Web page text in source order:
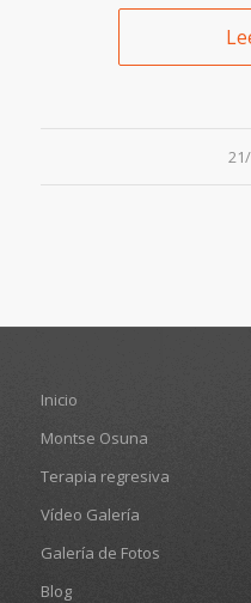
Inicio
Montse Osuna
Terapia regresiva
Vídeo Galería
Galería de Fotos
Blog